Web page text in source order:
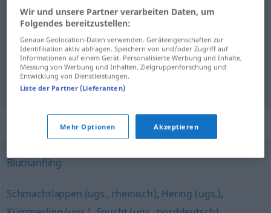
weakling Hänflingschmächtiger Mensch
wimp Hänfling
weed BR Hänfling UMG
Synonyme für "Hänfling"
Bluthänfling
Schmachtlappen (ugs., rheinisch), Hering (ugs.),
Wir und unsere Partner verarbeiten Daten, um
Folgendes bereitzustellen:
Genaue Geolocation-Daten verwenden. Geräteeigenschaften zur
Identifikation aktiv abfragen. Speichern von und/oder Zugriff auf
Informationen auf einem Gerät. Personalisierte Werbung und Inhalte,
Messung von Werbung und Inhalten, Zielgruppenforschung und
Entwicklung von Dienstleistungen.
Liste der Partner (Lieferanten)
Mehr Optionen Akzeptieren